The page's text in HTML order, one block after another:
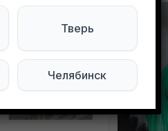
Тверь
Челябинск